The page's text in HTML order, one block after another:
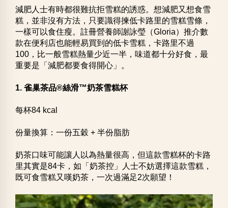
減肥人士有時都很難抗拒雪糕的誘惑。想減肥又想食雪
糕，並非沒有方法，只要識得揀低卡路里的雪糕雪條，
一樣可以食住瘦。註冊營養師謝詠瑩（Gloria）推介數
款在便利店也能輕易買到的低卡雪糕，卡路里不過
100，比一般雪糕熱量少近一半，味道都十分好食，最
重要是「減肥都要食得開心」。
1. 雀巢茶品®絲滑™奶茶雪糕杯
每杯84 kcal
份量換算：一份五穀 + 半份脂肪
奶茶口味可能讓人以為熱量很高，但這款雪糕杯的卡路
里其實是84卡，如「奶茶控」人士不妨選擇這款雪糕，
既可食雪糕又嘆奶茶，一次過滿足2次願望！